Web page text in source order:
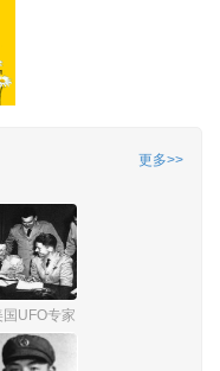
更多>>
唐纳
国UFO专家 爱德华·鲁伯特